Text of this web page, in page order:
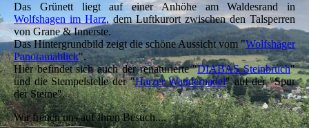
Das Grünett liegt auf einer Anhöhe am Waldesrand in
Wolfshagen im Harz, dem Luftkurort zwischen den Talsperren
von Grane & Innerste.
Das Hintergrundbild zeigt die schöne Aussicht vom "Wolfshäger
Panoramablick".
Hier befindet sich auch der renaturierte "DIABAS Steinbruch"
und die Stempelstelle der "Harzer Wandernadel" auf der "Spur
der Steine".
Wir freuen uns auf Ihren Besuch....